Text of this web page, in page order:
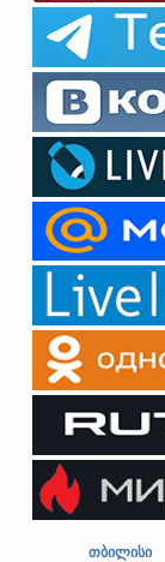
თბილისი